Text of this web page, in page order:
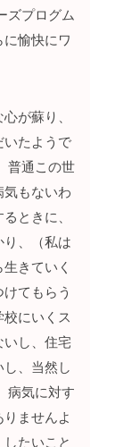
ズプログム
愉快にワ
が蘇り、
いたようで
普通この世
もないわ
ときに、
、（私は
きていく
てもらう
にいくス
いし、住宅
、当然し
病気に対す
ませんよ
たいこと